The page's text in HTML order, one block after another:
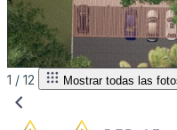
1 / 12 Mostrar todas las